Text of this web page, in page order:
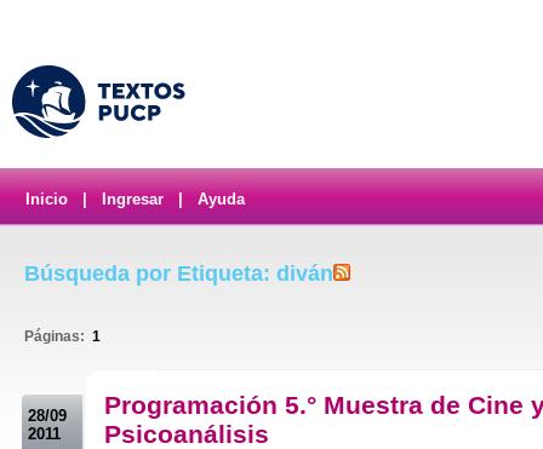
Inicio Ingresar Ayuda
Búsqueda por Etiqueta: diván
Páginas: 1
28/09
2011
Programación 5.° Muestra de Cine
Psicoanálisis